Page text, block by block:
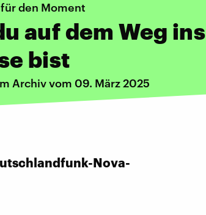
den Moment
auf dem Weg ins
bist
Archiv vom 09. März 2025
Nova-